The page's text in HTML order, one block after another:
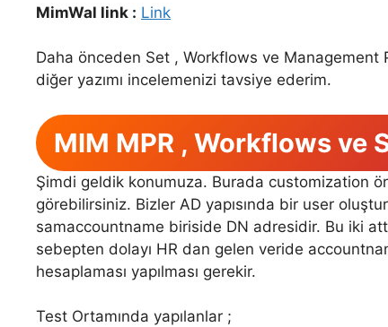
MimWal link : Link
Daha önceden Set , Workflows ve Management
diğer yazımı incelemenizi tavsiye ederim.
MIM MPR , Workflows ve
Şimdi geldik konumuza. Burada customization
görebilirsiniz. Bizler AD yapısında bir user
samaccountname biriside DN adresidir. Bu iki
sebepten dolayı HR dan gelen veride
hesaplaması yapılması gerekir.
Test Ortamında yapılanlar ;